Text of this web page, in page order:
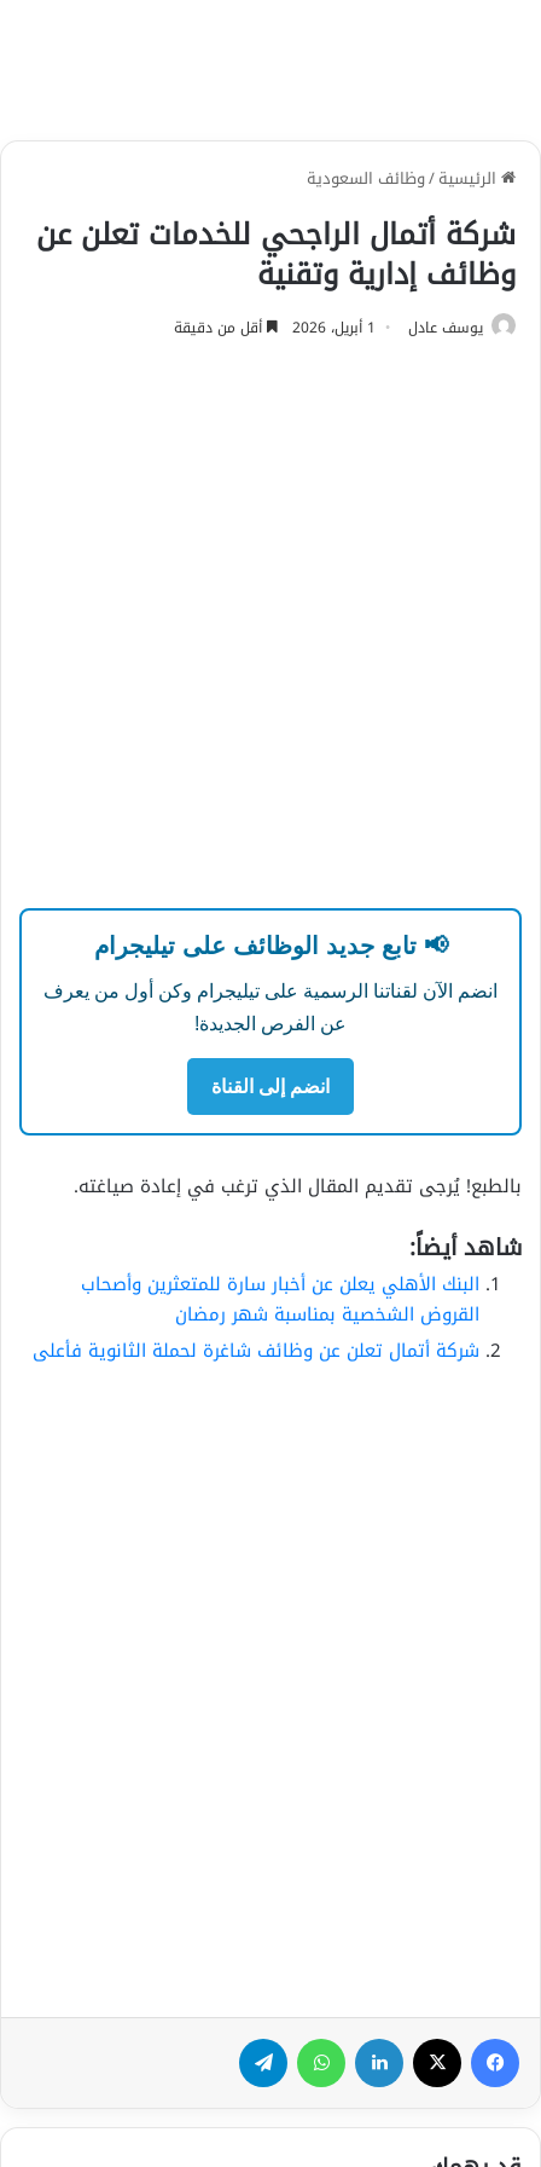
الرئيسية/وظائف السعودية
شركة أتمال الراجحي للخدمات تعلن عن
وظائف إدارية وتقنية
يوسف عادل 1 أبريل، 2026 أقل من دقيقة
📢 تابع جديد الوظائف على تيليجرام
انضم الآن لقناتنا الرسمية على تيليجرام وكن أول من يعرف
عن الفرص الجديدة!
انضم إلى القناة
بالطبع! يُرجى تقديم المقال الذي ترغب في إعادة صياغته.
شاهد أيضاً:
البنك الأهلي يعلن عن أخبار سارة للمتعثرين وأصحاب
القروض الشخصية بمناسبة شهر رمضان
شركة أتمال تعلن عن وظائف شاغرة لحملة الثانوية فأعلى
فيسبوك لينكدإن واتساب